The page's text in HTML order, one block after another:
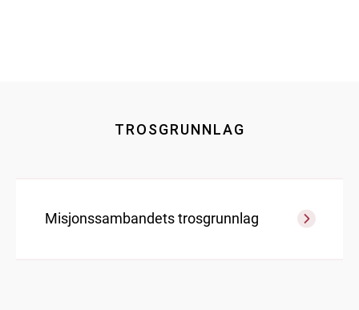
TROSGRUNNLAG
Misjonssambandets trosgrunnlag